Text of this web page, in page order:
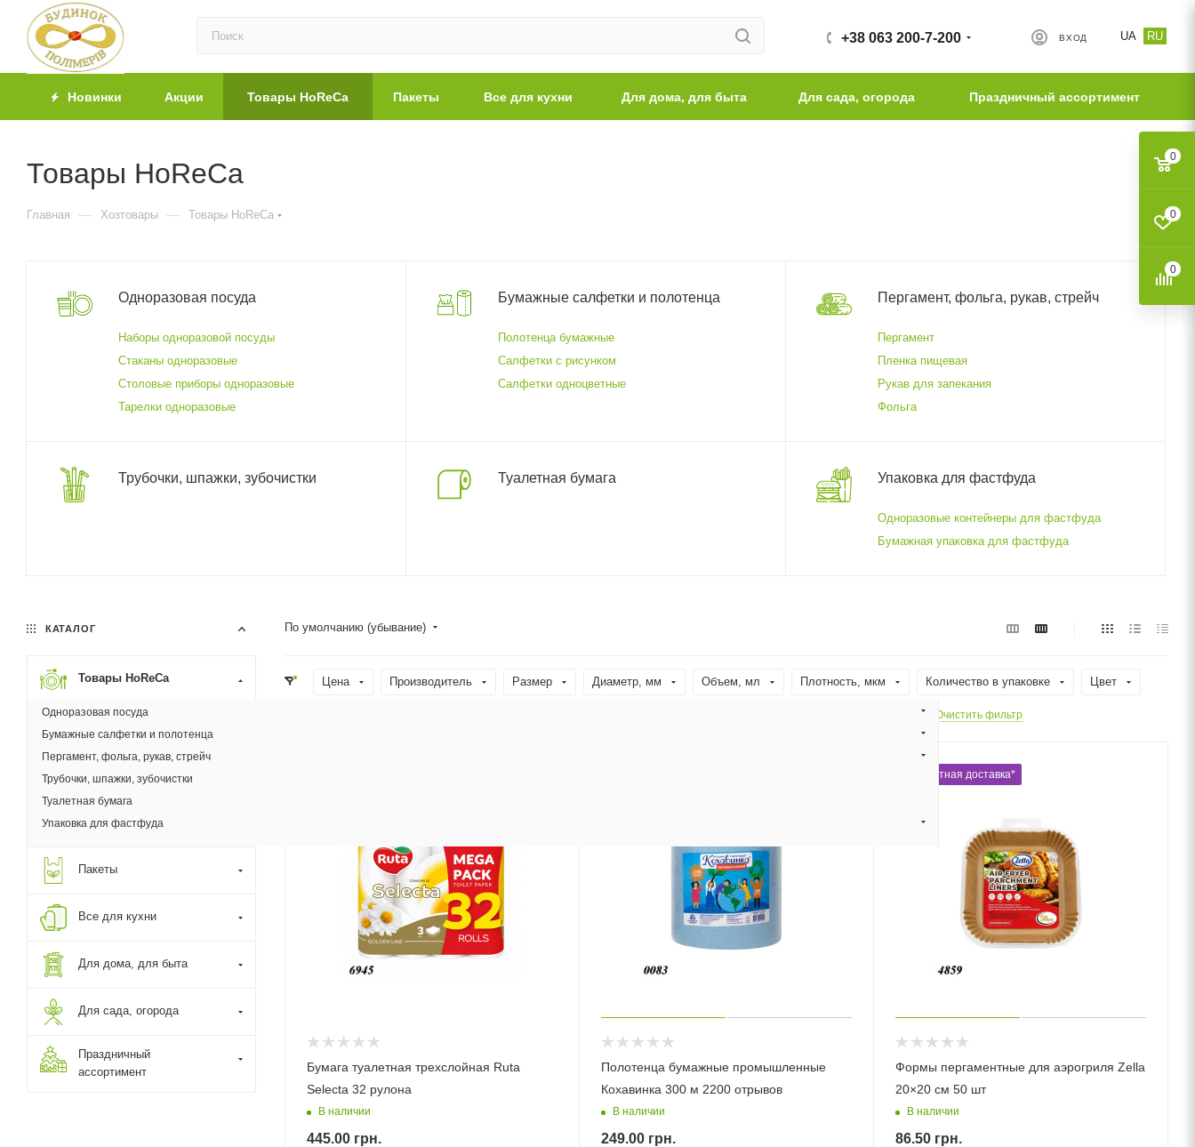
UA RU
ВХОД
+38 063 200-7-200
Новинки Акции Товары HoReCa Пакеты Все для кухни Для дома, для быта Для сада, огорода Праздничный ассортимент
Товары HoReCa
Главная — Хозтовары — Товары HoReCa
Одноразовая посуда
Наборы одноразовой посуды
Стаканы одноразовые
Столовые приборы одноразовые
Тарелки одноразовые
Бумажные салфетки и полотенца
Полотенца бумажные
Салфетки с рисунком
Салфетки одноцветные
Пергамент, фольга, рукав, стрейч
Пергамент
Пленка пищевая
Рукав для запекания
Фольга
Трубочки, шпажки, зубочистки Туалетная бумага Упаковка для фастфуда
Одноразовые контейнеры для фастфуда
Бумажная упаковка для фастфуда
По умолчанию (убывание)
Цена Производитель Размер Диаметр, мм Объем, мл Плотность, мкм Количество в упаковке Цвет
Очистить фильтр
Бумага туалетная трехслойная Ruta
Selecta 32 рулона
В наличии
445.00 грн.
Полотенца бумажные промышленные
Кохавинка 300 м 2200 отрывов
В наличии
249.00грн.
Бесплатная доставка*
Формы пергаментные для аэрогриля Zella
20×20 см 50 шт
В наличии
86.50грн.
КАТАЛОГ
Товары HoReCa
Одноразовая посуда
Бумажные салфетки и полотенца
Пергамент, фольга, рукав, стрейч
Трубочки, шпажки, зубочистки
Туалетная бумага
Упаковка для фастфуда
Пакеты
Все для кухни
Для дома, для быта
Для сада, огорода
Праздничный
ассортимент
0
0
0